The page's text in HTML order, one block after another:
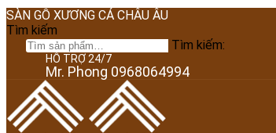
SÀN GỖ XƯƠNG CÁ CHÂU ÂU
Tìm kiếm
Tìm kiếm:
HỖ TRỢ 24/7
Mr. Phong 0968064994